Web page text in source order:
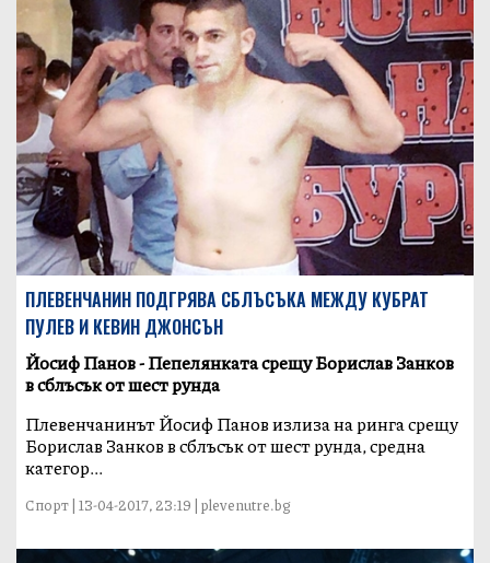
ПЛЕВЕНЧАНИН ПОДГРЯВА СБЛЪСЪКА МЕЖДУ КУБРАТ
ПУЛЕВ И КЕВИН ДЖОНСЪН
Йосиф Панов - Пепелянката срещу Борислав Занков
в сблъсък от шест рунда
Плевенчанинът Йосиф Панов излиза на ринга срещу
Борислав Занков в сблъсък от шест рунда, средна
категор...
Спорт | 13-04-2017, 23:19 | plevenutre.bg